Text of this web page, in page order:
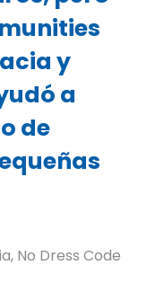
y
a
de
No Dress Code